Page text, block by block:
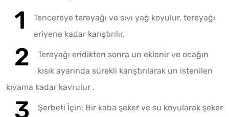
Tencereye tereyağı ve sıvı yağ koyulur, tereyağı
eriyene kadar karıştırılır.
Tereyağı eridikten sonra un eklenir ve ocağın
kısık ayarında sürekli karıştırılarak un istenilen
kıvama kadar kavrulur .
Şerbeti İçin: Bir kaba şeker ve su koyularak şeker